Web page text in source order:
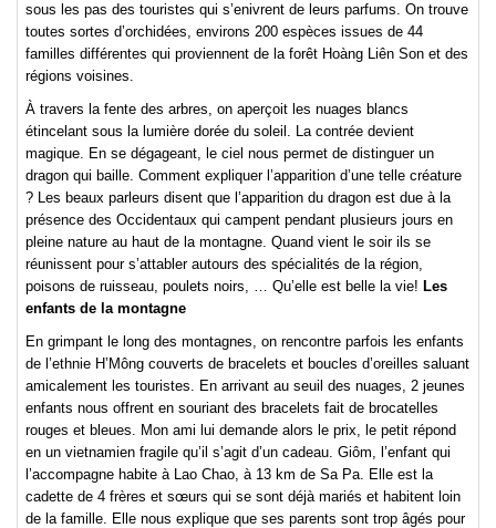
sous les pas des touristes qui s’enivrent de leurs parfums. On trouve
toutes sortes d’orchidées, environs 200 espèces issues de 44
familles différentes qui proviennent de la forêt Hoàng Liên Son et des
régions voisines.
À travers la fente des arbres, on aperçoit les nuages blancs
étincelant sous la lumière dorée du soleil. La contrée devient
magique. En se dégageant, le ciel nous permet de distinguer un
dragon qui baille. Comment expliquer l’apparition d’une telle créature
? Les beaux parleurs disent que l’apparition du dragon est due à la
présence des Occidentaux qui campent pendant plusieurs jours en
pleine nature au haut de la montagne. Quand vient le soir ils se
réunissent pour s’attabler autours des spécialités de la région,
poisons de ruisseau, poulets noirs, … Qu’elle est belle la vie! Les
enfants de la montagne
En grimpant le long des montagnes, on rencontre parfois les enfants
de l’ethnie H’Mông couverts de bracelets et boucles d’oreilles saluant
amicalement les touristes. En arrivant au seuil des nuages, 2 jeunes
enfants nous offrent en souriant des bracelets fait de brocatelles
rouges et bleues. Mon ami lui demande alors le prix, le petit répond
en un vietnamien fragile qu’il s’agit d’un cadeau. Giôm, l’enfant qui
l’accompagne habite à Lao Chao, à 13 km de Sa Pa. Elle est la
cadette de 4 frères et sœurs qui se sont déjà mariés et habitent loin
de la famille. Elle nous explique que ses parents sont trop âgés pour